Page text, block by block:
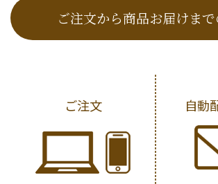
ご注文から商品お届けま
ご注文 自動